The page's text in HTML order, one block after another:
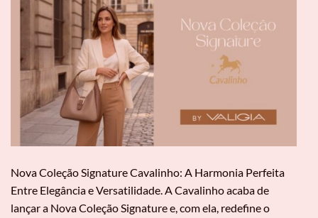
Nova Coleção Signature Cavalinho: A Harmonia Perfeita
Entre Elegância e Versatilidade. A Cavalinho acaba de
lançar a Nova Coleção Signature e, com ela, redefine o